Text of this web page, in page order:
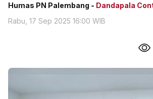
Humas PN Palembang - Dandapala
Rabu, 17 Sep 2025 16:00 WIB